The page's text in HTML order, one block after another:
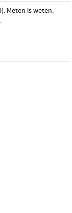
Meten is weten.